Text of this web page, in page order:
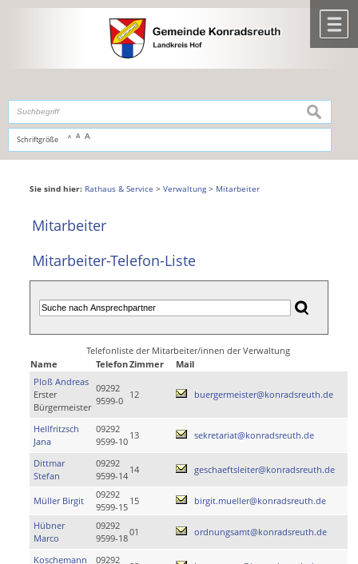
,zur Navigationoderzur Startseitespringen.
Schriftgröße A A A
suchen
Sie sind hier: Rathaus & Service > Verwaltung> Mitarbeiter
Mitarbeiter
Mitarbeiter-Telefon-Liste
Telefonliste der Mitarbeiter/innen der Verwaltung
Name
TelefonZimmer
Mail
Ploß Andreas
Erster
Bürgermeister
09292
9599-0
12 buergermeister@konradsreuth.de
Hellfritzsch
Jana
09292
9599-10
13 sekretariat@konradsreuth.de
Dittmar
Stefan
09292
9599-14
14 geschaeftsleiter@konradsreuth.de
Müller Birgit
09292
9599-15
15 birgit.mueller@konradsreuth.de
Hübner
Marco
09292
9599-18
01 ordnungsamt@konradsreuth.de
Koschemann
09292